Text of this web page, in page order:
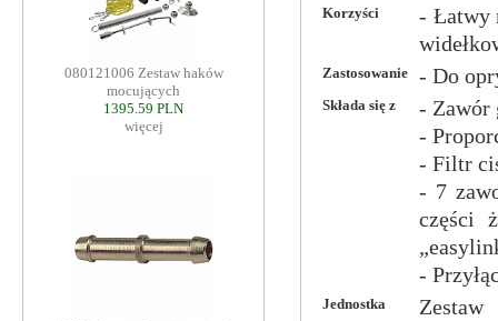
080121006 Zestaw haków
mocujących
1395.59 PLN
więcej
Korzyści
- Łatwy
Zastosowanie - Do
Składa się z
- Zawór
-
- Filtr
- 7
części
-
Jednostka Zestaw